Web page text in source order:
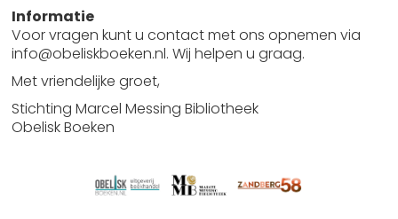
Informatie
Voor vragen kunt u contact met ons opnemen via
info@obeliskboeken.nl. Wij helpen u graag.
Met vriendelijke groet,
Stichting Marcel Messing Bibliotheek
Obelisk Boeken